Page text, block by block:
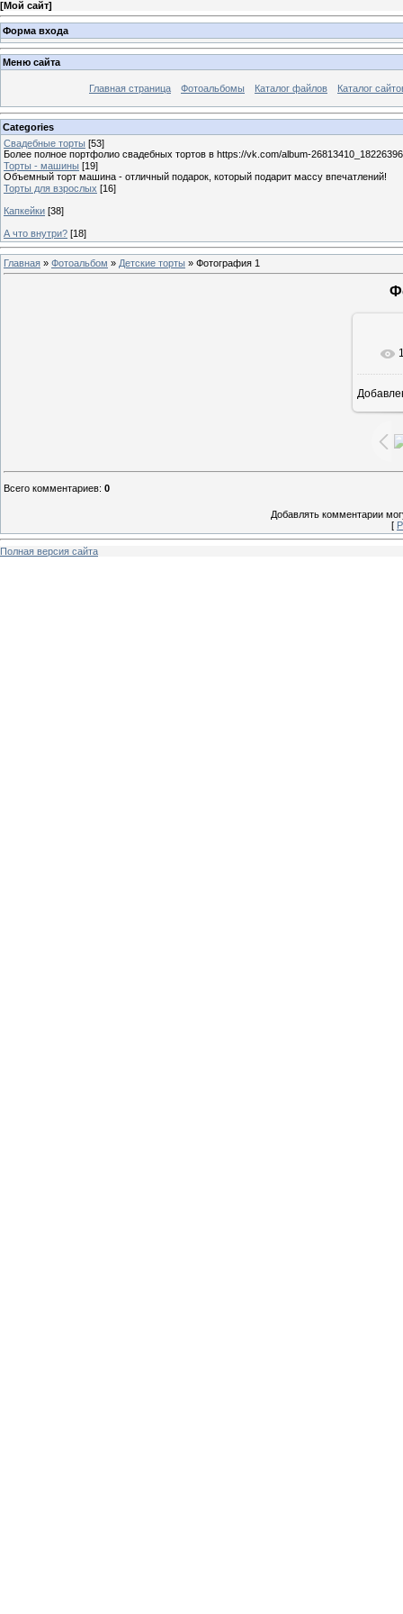
[Мой сайт]
Форма входа
Меню сайта
Главная страница Фотоальбомы Каталог файлов Каталог
Categories
Свадебные торты [53]
Более полное портфолио свадебных тортов в https://vk.com/album-
Торты - машины [19]
Объемный торт машина - отличный подарок, который подарит массу впечатлений!
Торты для взрослых [16]
Капкейки [38]
А что внутри? [18]
Главная » Фотоальбом » Детские торты » Фотография 1
Всего комментариев: 0
Добавлять комментарии
[
Полная версия сайта